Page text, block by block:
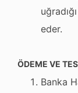
eder.
ÖDEME VE
Banka